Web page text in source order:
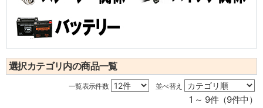
選択カテゴリ内の商品一覧
一覧表示件数 並べ替え
1 ～ 9件（9件中）